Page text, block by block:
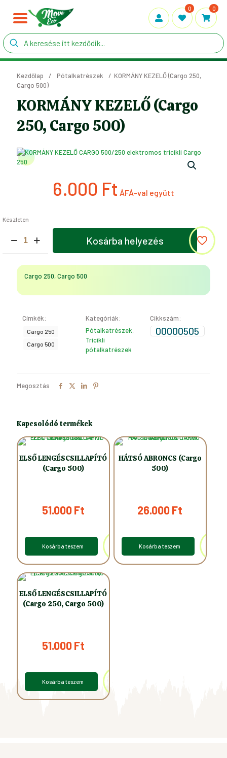
0 0
Kezdőlap / Pótalkatrészek / KORMÁNY KEZELŐ (Cargo 250,
Cargo 500)
KORMÁNY KEZELŐ (Cargo
250, Cargo 500)
6.000 Ft
Készleten
KEZELŐ
Cargo
mennyiség
Kosárba helyezés
Cargo 250, Cargo 500
Címkék:
Cargo 250
Cargo 500
Kategóriák:
Pótalkatrészek,
Tricikli
pótalkatrészek
Cikkszám:
00000505
Megosztás
Kapcsolódó termékek
ELSŐ LENGÉSCSILLAPÍTÓ
(Cargo 500)
51.000Ft
Kosárba teszem
HÁTSÓ ABRONCS (Cargo
500)
26.000Ft
Kosárba teszem
ELSŐ LENGÉSCSILLAPÍTÓ
(Cargo 250, Cargo 500)
51.000Ft
Kosárba teszem